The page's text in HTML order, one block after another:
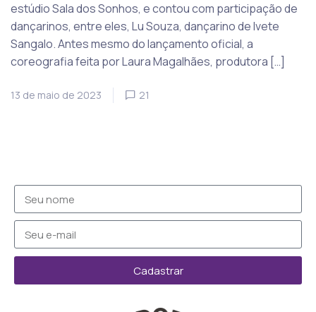
estúdio Sala dos Sonhos, e contou com participação de
dançarinos, entre eles, Lu Souza, dançarino de Ivete
Sangalo. Antes mesmo do lançamento oficial, a
coreografia feita por Laura Magalhães, produtora […]
13 de maio de 2023 21
Cadastrar